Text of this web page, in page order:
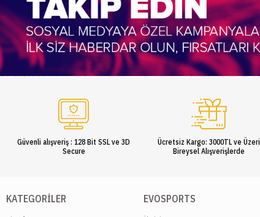
Güvenli alışveriş : 128 Bit SSL ve 3D
Secure
Ücretsiz Kargo: 3000TL ve Üzeri
Bireysel Alışverişlerde
KATEGORILER EVOSPORTS